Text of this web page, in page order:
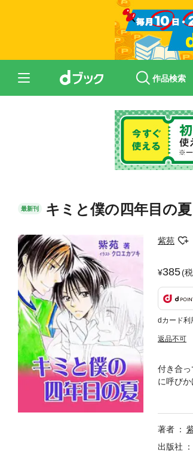
作品検索
最新刊 キミと僕の四年目の夏
紫苑
385(
dカード利
返品不可
付き合
に呼び
次の日
著者
出版社